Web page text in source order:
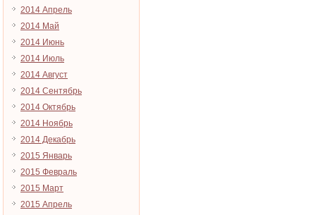
2014 Апрель
2014 Май
2014 Июнь
2014 Июль
2014 Август
2014 Сентябрь
2014 Октябрь
2014 Ноябрь
2014 Декабрь
2015 Январь
2015 Февраль
2015 Март
2015 Апрель